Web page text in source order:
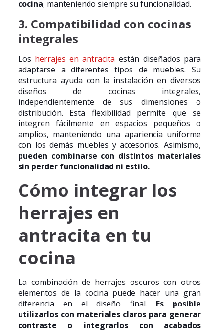
cocina, manteniendo siempre su funcionalidad.
3. Compatibilidad con cocinas
integrales
Los herrajes en antracita están diseñados para
adaptarse a diferentes tipos de muebles. Su
estructura ayuda con la instalación en diversos
diseños de cocinas integrales,
independientemente de sus dimensiones o
distribución. Esta flexibilidad permite que se
integren fácilmente en espacios pequeños o
amplios, manteniendo una apariencia uniforme
con los demás muebles y accesorios. Asimismo,
pueden combinarse con distintos materiales
sin perder funcionalidad ni estilo.
Cómo integrar los
herrajes en
antracita en tu
cocina
La combinación de herrajes oscuros con otros
elementos de la cocina puede hacer una gran
diferencia en el diseño final. Es posible
utilizarlos con materiales claros para generar
contraste o integrarlos con acabados